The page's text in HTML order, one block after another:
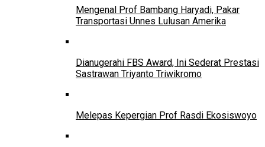
Mengenal Prof Bambang Haryadi, Pakar
Transportasi Unnes Lulusan Amerika
Dianugerahi FBS Award, Ini Sederat Prestasi
Sastrawan Triyanto Triwikromo
Melepas Kepergian Prof Rasdi Ekosiswoyo